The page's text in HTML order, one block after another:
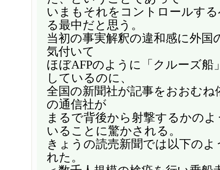
いまもそれをコントロールす
る最中だと思う。
当初の事実解釈の違和感に外国
気付いて
ほぼAFPのように「クルーズ船
しているのに、
全国の新聞社が記事をおおむね
の通信社が
まるで背後から射撃するかの
いることに驚かされる。
きょうの読売新聞では以下の
れた。